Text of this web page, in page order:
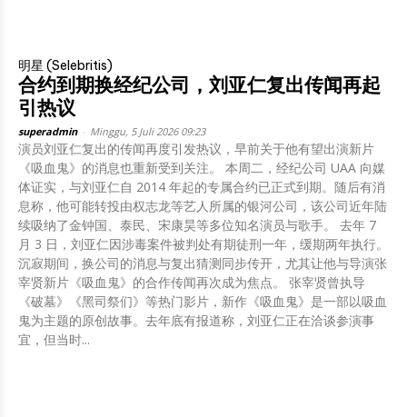
明星 (Selebritis)
合约到期换经纪公司，刘亚仁复出传闻再起
引热议
superadmin Minggu, 5 Juli 2026 09:23
演员刘亚仁复出的传闻再度引发热议，早前关于他有望出演新片
《吸血鬼》的消息也重新受到关注。 本周二，经纪公司 UAA 向媒
体证实，与刘亚仁自 2014 年起的专属合约已正式到期。随后有消
息称，他可能转投由权志龙等艺人所属的银河公司，该公司近年陆
续吸纳了金钟国、泰民、宋康昊等多位知名演员与歌手。 去年 7
月 3 日，刘亚仁因涉毒案件被判处有期徒刑一年，缓期两年执行。
沉寂期间，换公司的消息与复出猜测同步传开，尤其让他与导演张
宰贤新片《吸血鬼》的合作传闻再次成为焦点。 张宰贤曾执导
《破墓》《黑司祭们》等热门影片，新作《吸血鬼》是一部以吸血
鬼为主题的原创故事。去年底有报道称，刘亚仁正在洽谈参演事
宜，但当时...